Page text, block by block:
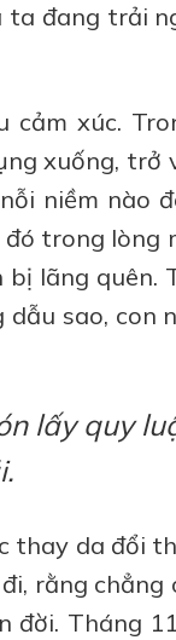
đang trải
cảm xúc.
xuống, trở
niềm nào
trong lòng
lãng quên.
sao, con
lấy quy
thay da đổi
rằng
Tháng